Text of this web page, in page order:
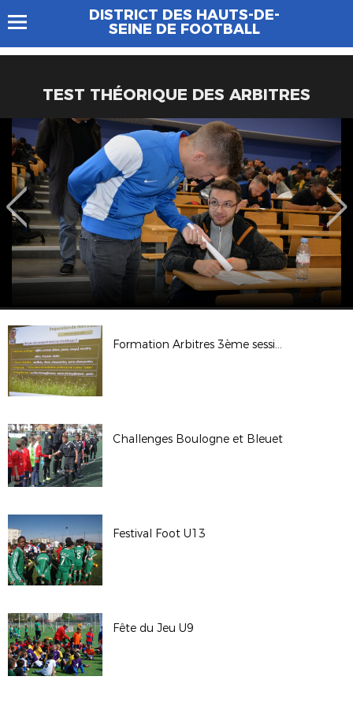
DISTRICT DES HAUTS-DE-
SEINE DE FOOTBALL
TEST THÉORIQUE DES ARBITRES
Formation Arbitres 3ème session
Challenges Boulogne et Bleuet
Festival Foot U13
Fête du Jeu U9